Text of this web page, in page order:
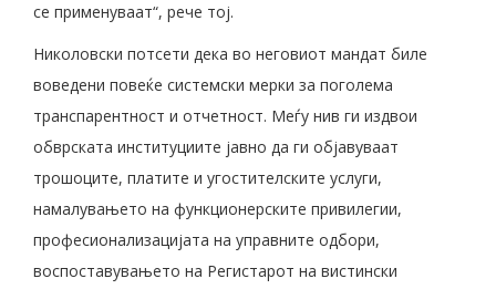
се применуваат“, рече тој.
Николовски потсети дека во неговиот мандат биле
воведени повеќе системски мерки за поголема
транспарентност и отчетност. Меѓу нив ги издвои
обврската институциите јавно да ги објавуваат
трошоците, платите и угостителските услуги,
намалувањето на функционерските привилегии,
професионализацијата на управните одбори,
воспоставувањето на Регистарот на вистински